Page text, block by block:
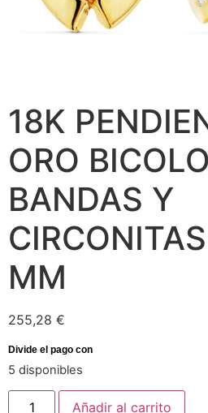
18K
ORO
BANDAS Y
MM
255,28 €
5 disponibles
Añadir al carrito